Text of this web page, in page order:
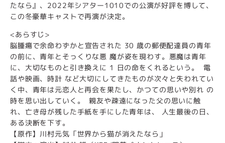
たなら』、2022年シアター1010での公演が好評を博して、
この冬豪華キャストで再演が決定。
<あらすじ>
脳腫瘍で余命わずかと宣告された 30 歳の郵便配達員の青年
の前に、青年とそっくりな悪 魔が姿を現わす。悪魔は青年
に、大切なものと引き換えに 1 日の命をくれるという。 電
話や映画、時計 など大切にしてきたものが次々と失われてい
く中、青年は元恋人と再会を果たし、かつての思いや別れ の
時を思い出していく。 親友や疎遠になった父の思いに触
れ、亡き母が残した手紙を手にした青年は、 人生最後の日、
ある決断を下す。
【原作】川村元気「世界から猫が消えたなら」